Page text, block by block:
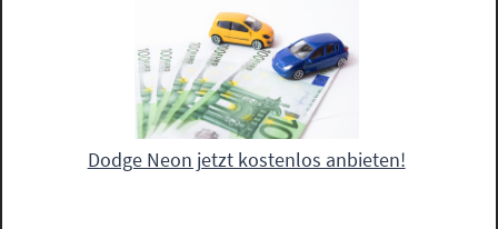
Dodge Neon jetzt kostenlos anbieten!